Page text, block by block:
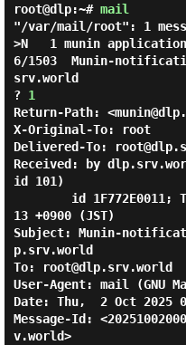
root@dlp:~# mail
"/var/mail/root": 1
>N   1 munin
6/1503  Munin-
srv.world
? 1
Return-Path:
X-Original-To: root
Delivered-To:
Received: by
id 101)
13 +0900 (JST)
Subject: Munin-
p.srv.world
To: root@dlp.srv.world
User-Agent: mail (GNU
Date: Thu,  2 Oct 2025
Message-Id:
v.world>